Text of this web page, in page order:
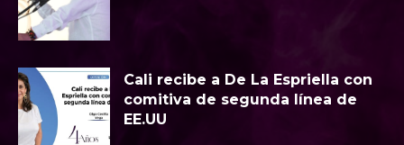
Cali recibe a De La Espriella con
comitiva de segunda línea de
EE.UU